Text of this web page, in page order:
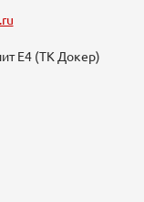
Е4 (ТК Докер​)